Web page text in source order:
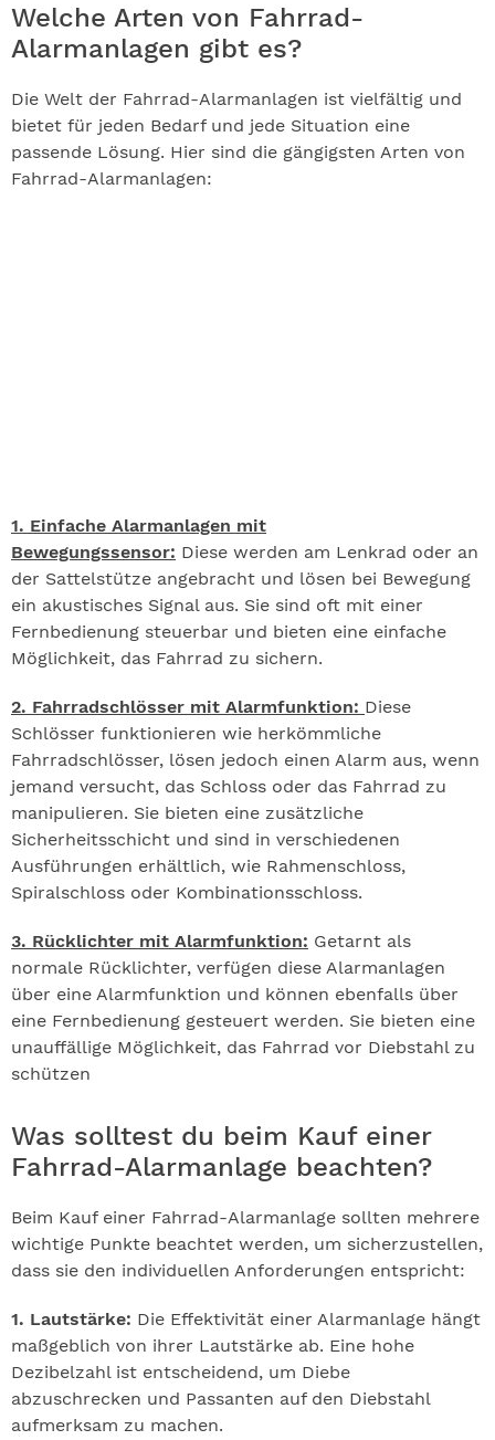
Welche Arten von Fahrrad-
Alarmanlagen gibt es?
Die Welt der Fahrrad-Alarmanlagen ist vielfältig und
bietet für jeden Bedarf und jede Situation eine
passende Lösung. Hier sind die gängigsten Arten von
Fahrrad-Alarmanlagen:
1. Einfache Alarmanlagen mit
Bewegungssensor: Diese werden am Lenkrad oder an
der Sattelstütze angebracht und lösen bei Bewegung
ein akustisches Signal aus. Sie sind oft mit einer
Fernbedienung steuerbar und bieten eine einfache
Möglichkeit, das Fahrrad zu sichern.
2. Fahrradschlösser mit Alarmfunktion: Diese
Schlösser funktionieren wie herkömmliche
Fahrradschlösser, lösen jedoch einen Alarm aus, wenn
jemand versucht, das Schloss oder das Fahrrad zu
manipulieren. Sie bieten eine zusätzliche
Sicherheitsschicht und sind in verschiedenen
Ausführungen erhältlich, wie Rahmenschloss,
Spiralschloss oder Kombinationsschloss.
3. Rücklichter mit Alarmfunktion: Getarnt als
normale Rücklichter, verfügen diese Alarmanlagen
über eine Alarmfunktion und können ebenfalls über
eine Fernbedienung gesteuert werden. Sie bieten eine
unauffällige Möglichkeit, das Fahrrad vor Diebstahl zu
schützen
Was solltest du beim Kauf einer
Fahrrad-Alarmanlage beachten?
Beim Kauf einer Fahrrad-Alarmanlage sollten mehrere
wichtige Punkte beachtet werden, um sicherzustellen,
dass sie den individuellen Anforderungen entspricht:
1. Lautstärke: Die Effektivität einer Alarmanlage hängt
maßgeblich von ihrer Lautstärke ab. Eine hohe
Dezibelzahl ist entscheidend, um Diebe
abzuschrecken und Passanten auf den Diebstahl
aufmerksam zu machen.